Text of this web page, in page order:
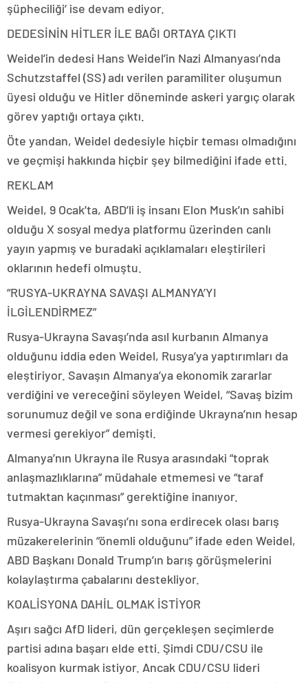
şüpheciliği’ ise devam ediyor.
DEDESİNİN HİTLER İLE BAĞI ORTAYA ÇIKTI
Weidel’in dedesi Hans Weidel’in Nazi Almanyası’nda
Schutzstaffel (SS) adı verilen paramiliter oluşumun
üyesi olduğu ve Hitler döneminde askeri yargıç olarak
görev yaptığı ortaya çıktı.
Öte yandan, Weidel dedesiyle hiçbir teması olmadığını
ve geçmişi hakkında hiçbir şey bilmediğini ifade etti.
REKLAM
Weidel, 9 Ocak’ta, ABD’li iş insanı Elon Musk’ın sahibi
olduğu X sosyal medya platformu üzerinden canlı
yayın yapmış ve buradaki açıklamaları eleştirileri
oklarının hedefi olmuştu.
“RUSYA-UKRAYNA SAVAŞI ALMANYA’YI
İLGİLENDİRMEZ”
Rusya-Ukrayna Savaşı’nda asıl kurbanın Almanya
olduğunu iddia eden Weidel, Rusya’ya yaptırımları da
eleştiriyor. Savaşın Almanya’ya ekonomik zararlar
verdiğini ve vereceğini söyleyen Weidel, “Savaş bizim
sorunumuz değil ve sona erdiğinde Ukrayna’nın hesap
vermesi gerekiyor” demişti.
Almanya’nın Ukrayna ile Rusya arasındaki “toprak
anlaşmazlıklarına” müdahale etmemesi ve “taraf
tutmaktan kaçınması” gerektiğine inanıyor.
Rusya-Ukrayna Savaşı’nı sona erdirecek olası barış
müzakerelerinin “önemli olduğunu” ifade eden Weidel,
ABD Başkanı Donald Trump’ın barış görüşmelerini
kolaylaştırma çabalarını destekliyor.
KOALİSYONA DAHİL OLMAK İSTİYOR
Aşırı sağcı AfD lideri, dün gerçekleşen seçimlerde
partisi adına başarı elde etti. Şimdi CDU/CSU ile
koalisyon kurmak istiyor. Ancak CDU/CSU lideri